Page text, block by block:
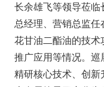
长余雄飞等领导莅
总经理、营销总监
花甘油二酯油的技
推广应用等情况。巡
精研核心技术、创新